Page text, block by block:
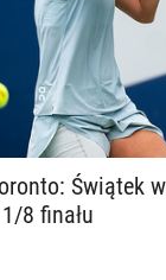
Świątek
8 finału